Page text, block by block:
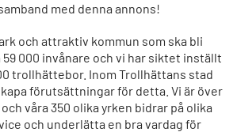
med denna annons!
och attraktiv kommun som ska bli
59 000 invånare och vi har siktet inställt
trollhättebor. Inom Trollhättans stad
förutsättningar för detta. Vi är över
våra 350 olika yrken bidrar på olika
och underlätta en bra vardag för